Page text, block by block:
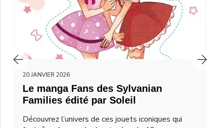
20 JANVIER 2026
Le manga Fans des Sylvanian
Families édité par Soleil
Découvrez l’univers de ces jouets iconiques qui